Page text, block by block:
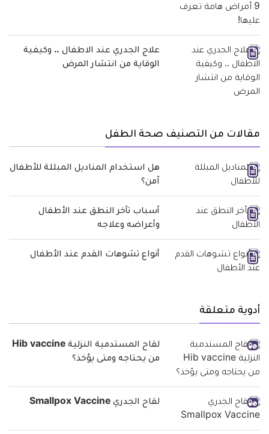
علاج الجدري عند الاطفال .. وكيفية
الوقاية من انتشار المرض
مقالات من التصنيف صحة الطفل
هل استخدام المناديل المبللة للأطفال
آمن؟
أسباب تأخر النطق عند الأطفال
وأعراضه وعلاجه
أنواع تشوهات القدم عند الأطفال
أدوية متعلقة
لقاح المستدمية النزلية Hib vaccine
من يحتاجه ومتى يؤخذ؟
لقاح الجدري Smallpox Vaccine